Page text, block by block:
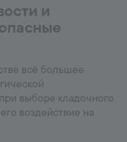
и
всё большее
выборе кладочного
воздействие на